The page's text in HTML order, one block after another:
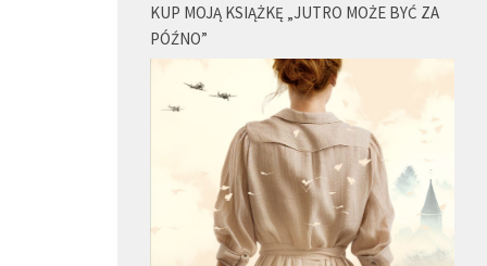
KUP MOJĄ KSIĄŻKĘ „JUTRO MOŻE BYĆ ZA
PÓŹNO”